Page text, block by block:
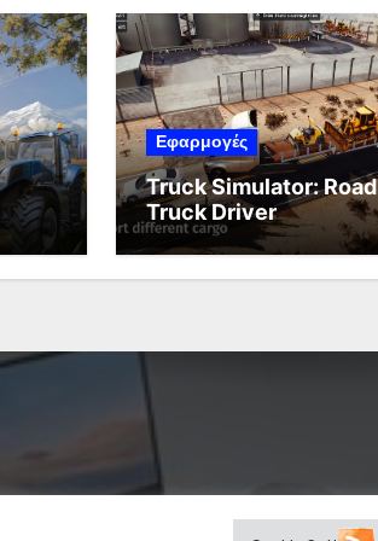
Εφαρμογές
Truck Simulator: Road
Truck Driver